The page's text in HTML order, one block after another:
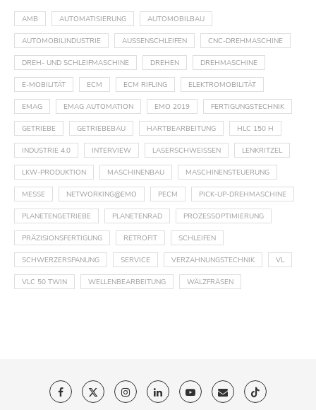
AMB AUTOMATISIERUNG AUTOMOBILBAU
AUTOMOBILINDUSTRIE AUSSENSCHLEIFEN CNC-DREHMASCHINE
DREH- UND SCHLEIFMASCHINE DREHEN DREHMASCHINE
E-MOBILITÄT ECM ECM RIFLING ELEKTROMOBILITÄT
EMAG EMAG AUTOMATION EMO 2019 FERTIGUNGSTECHNIK
GETRIEBE GETRIEBEBAU HARTBEARBEITUNG HLC 150 H
INDUSTRIE 4.0 INTERVIEW LASERSCHWEISSEN LENKRITZEL
LKW-PRODUKTION MASCHINENBAU MASCHINENSTEUERUNG
MESSE NETWORKING@EMO PECM PICK-UP-DREHMASCHINE
PLANETENGETRIEBE PLANETENRAD PROZESSOPTIMIERUNG
PRÄZISIONSFERTIGUNG RETROFIT SCHLEIFEN
SCHWERZERSPANUNG SERVICE VERZAHNUNGSTECHNIK VL
VLC 50 TWIN WELLENBEARBEITUNG WÄLZFRÄSEN